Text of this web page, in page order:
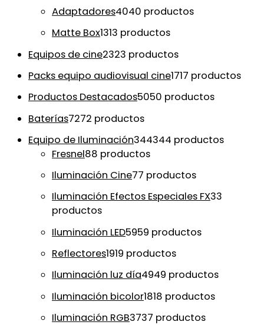
Adaptadores4040 productos
Matte Box1313 productos
Equipos de cine2323 productos
Packs equipo audiovisual cine1717 productos
Productos Destacados5050 productos
Baterías7272 productos
Equipo de Iluminación344344 productos
Fresnel88 productos
Iluminación Cine77 productos
Iluminación Efectos Especiales FX33
productos
Iluminación LED5959 productos
Reflectores1919 productos
Iluminación luz día4949 productos
Iluminación bicolor1818 productos
Iluminación RGB3737 productos